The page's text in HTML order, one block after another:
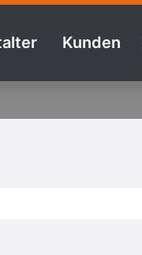
Kunden